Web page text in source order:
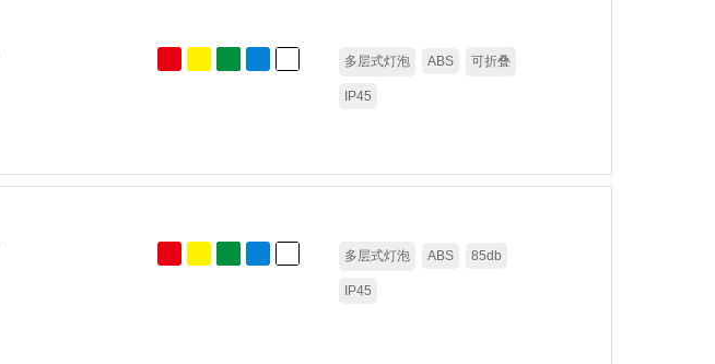
多层式灯泡 ABS 可折叠
IP45
多层式灯泡 ABS 85db
IP45